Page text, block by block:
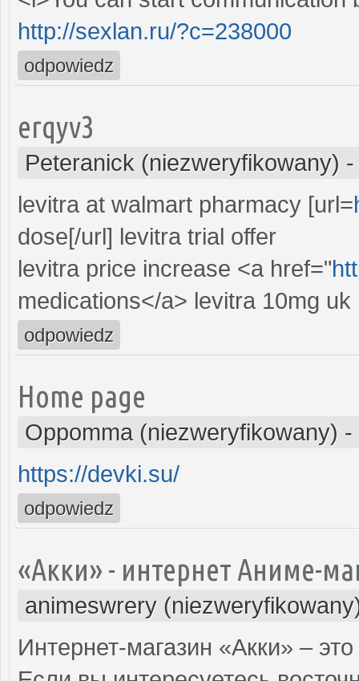
http://sexlan.ru/?c=238000
odpowiedz
erqyv3
Peteranick (niezweryfikowany)
levitra at walmart pharmacy [url=
dose[/url] levitra trial offer
levitra price increase <a href="
medications</a> levitra 10mg uk
odpowiedz
Home page
Oppomma (niezweryfikowany) -
https://devki.su/
odpowiedz
«Акки» - интернет Аниме-
animeswrery
Интернет-магазин «Акки» –